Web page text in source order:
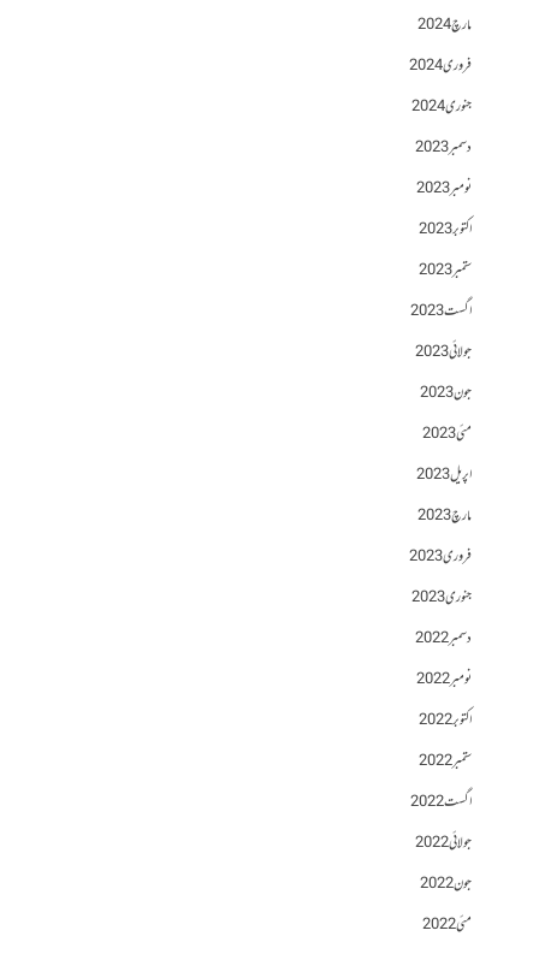
مارچ 2024
فروری 2024
جنوری 2024
دسمبر 2023
نومبر 2023
اکتوبر 2023
ستمبر 2023
اگست 2023
جولائی 2023
جون 2023
مئی 2023
اپریل 2023
مارچ 2023
فروری 2023
جنوری 2023
دسمبر 2022
نومبر 2022
اکتوبر 2022
ستمبر 2022
اگست 2022
جولائی 2022
جون 2022
مئی 2022